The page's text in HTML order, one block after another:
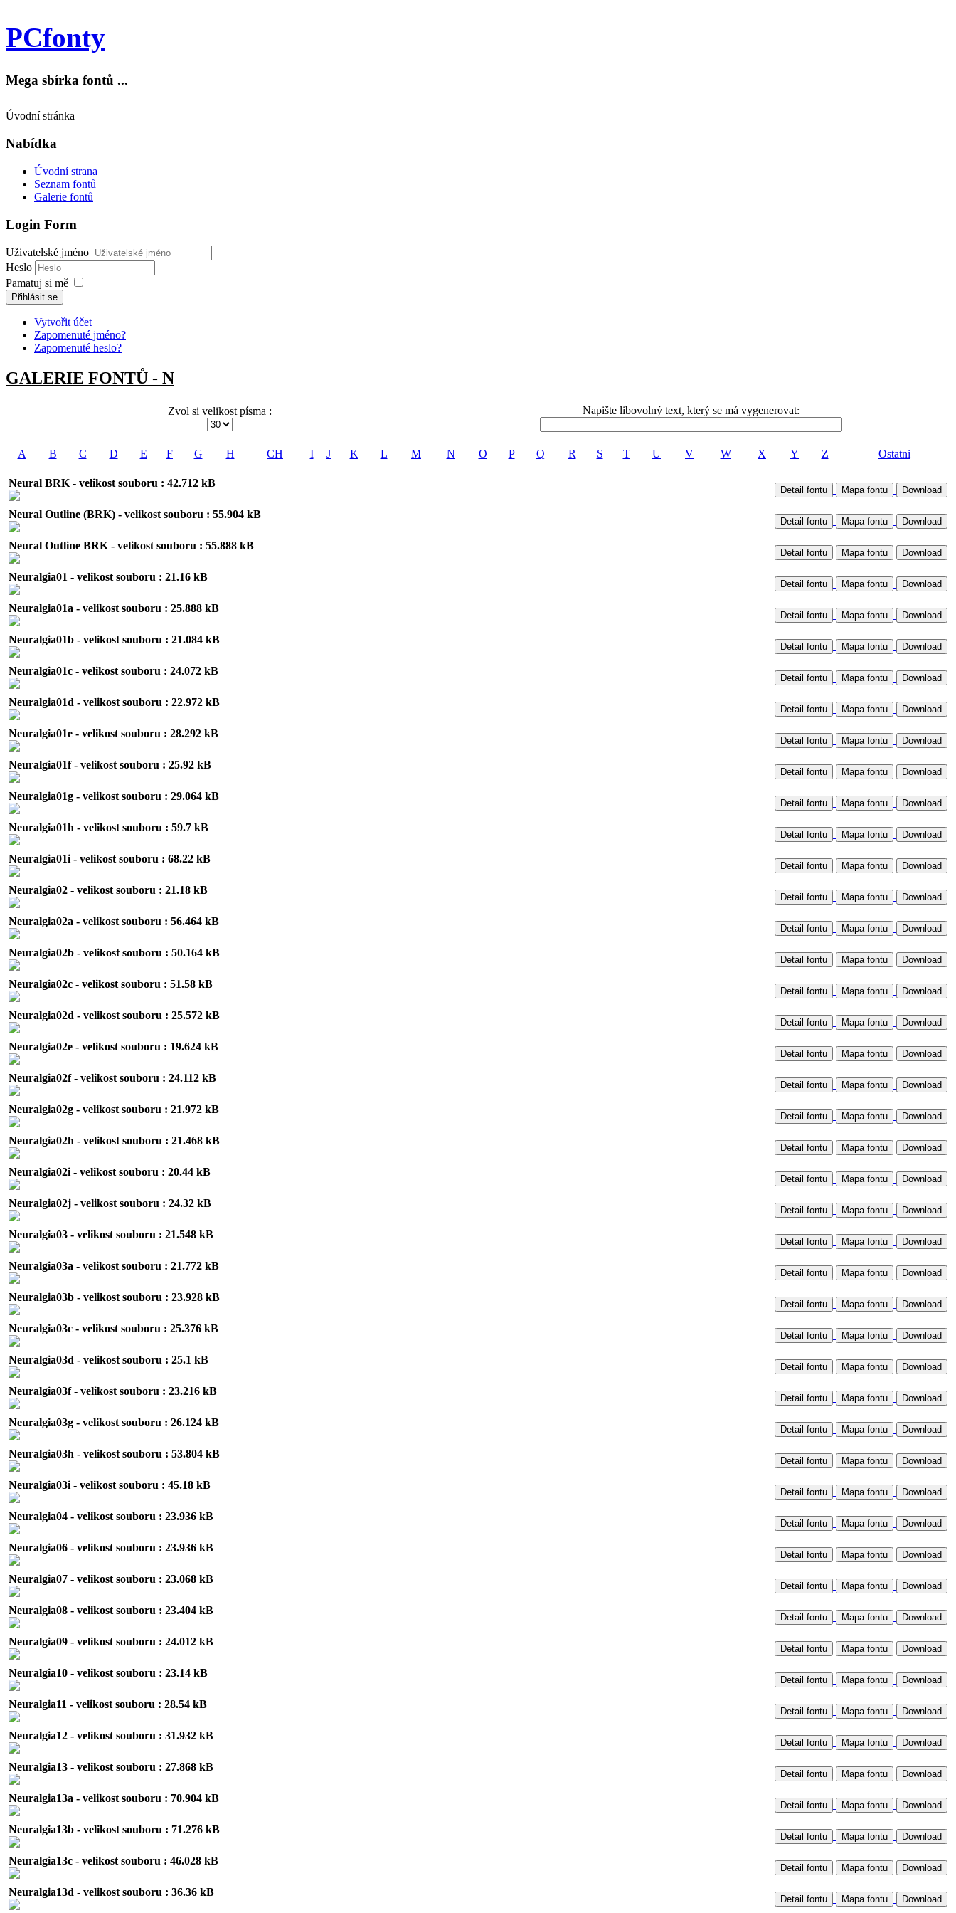
PCfonty
Mega sbírka fontů ...
Úvodní stránka
Nabídka
Úvodní strana
Seznam fontů
Galerie fontů
Login Form
Uživatelské jméno
Heslo
Pamatuj si mě
Přihlásit se
Vytvořit účet
Zapomenuté jméno?
Zapomenuté heslo?
GALERIE FONTŮ - N
Zvol si velikost písma : Napište libovolný text, který se má vygenerovat:
A B C D E F G H CH I J K L M N O P Q R S T U V W X Y Z Ostatni
Neural BRK - velikost souboru : 42.712 kB
Detail fontu Mapa fontu
Neural Outline (BRK) - velikost souboru : 55.904 kB
Detail fontu Mapa fontu
Neural Outline BRK - velikost souboru : 55.888 kB
Detail fontu Mapa fontu
Neuralgia01 - velikost souboru : 21.16 kB
Detail fontu Mapa fontu
Neuralgia01a - velikost souboru : 25.888 kB
Detail fontu Mapa fontu
Neuralgia01b - velikost souboru : 21.084 kB
Detail fontu Mapa fontu
Neuralgia01c - velikost souboru : 24.072 kB
Detail fontu Mapa fontu
Neuralgia01d - velikost souboru : 22.972 kB
Detail fontu Mapa fontu
Neuralgia01e - velikost souboru : 28.292 kB
Detail fontu Mapa fontu
Neuralgia01f - velikost souboru : 25.92 kB
Detail fontu Mapa fontu
Neuralgia01g - velikost souboru : 29.064 kB
Detail fontu Mapa fontu
Neuralgia01h - velikost souboru : 59.7 kB
Detail fontu Mapa fontu
Neuralgia01i - velikost souboru : 68.22 kB
Detail fontu Mapa fontu
Neuralgia02 - velikost souboru : 21.18 kB
Detail fontu Mapa fontu
Neuralgia02a - velikost souboru : 56.464 kB
Detail fontu Mapa fontu
Neuralgia02b - velikost souboru : 50.164 kB
Detail fontu Mapa fontu
Neuralgia02c - velikost souboru : 51.58 kB
Detail fontu Mapa fontu
Neuralgia02d - velikost souboru : 25.572 kB
Detail fontu Mapa fontu
Neuralgia02e - velikost souboru : 19.624 kB
Detail fontu Mapa fontu
Neuralgia02f - velikost souboru : 24.112 kB
Detail fontu Mapa fontu
Neuralgia02g - velikost souboru : 21.972 kB
Detail fontu Mapa fontu
Neuralgia02h - velikost souboru : 21.468 kB
Detail fontu Mapa fontu
Neuralgia02i - velikost souboru : 20.44 kB
Detail fontu Mapa fontu
Neuralgia02j - velikost souboru : 24.32 kB
Detail fontu Mapa fontu
Neuralgia03 - velikost souboru : 21.548 kB
Detail fontu Mapa fontu
Neuralgia03a - velikost souboru : 21.772 kB
Detail fontu Mapa fontu
Neuralgia03b - velikost souboru : 23.928 kB
Detail fontu Mapa fontu
Neuralgia03c - velikost souboru : 25.376 kB
Detail fontu Mapa fontu
Neuralgia03d - velikost souboru : 25.1 kB
Detail fontu Mapa fontu
Neuralgia03f - velikost souboru : 23.216 kB
Detail fontu Mapa fontu
Neuralgia03g - velikost souboru : 26.124 kB
Detail fontu Mapa fontu
Neuralgia03h - velikost souboru : 53.804 kB
Detail fontu Mapa fontu
Neuralgia03i - velikost souboru : 45.18 kB
Detail fontu Mapa fontu
Neuralgia04 - velikost souboru : 23.936 kB
Detail fontu Mapa fontu
Neuralgia06 - velikost souboru : 23.936 kB
Detail fontu Mapa fontu
Neuralgia07 - velikost souboru : 23.068 kB
Detail fontu Mapa fontu
Neuralgia08 - velikost souboru : 23.404 kB
Detail fontu Mapa fontu
Neuralgia09 - velikost souboru : 24.012 kB
Detail fontu Mapa fontu
Neuralgia10 - velikost souboru : 23.14 kB
Detail fontu Mapa fontu
Neuralgia11 - velikost souboru : 28.54 kB
Detail fontu Mapa fontu
Neuralgia12 - velikost souboru : 31.932 kB
Detail fontu Mapa fontu
Neuralgia13 - velikost souboru : 27.868 kB
Detail fontu Mapa fontu
Neuralgia13a - velikost souboru : 70.904 kB
Detail fontu Mapa fontu
Neuralgia13b - velikost souboru : 71.276 kB
Detail fontu Mapa fontu
Neuralgia13c - velikost souboru : 46.028 kB
Detail fontu Mapa fontu
Neuralgia13d - velikost souboru : 36.36 kB
Detail fontu Mapa fontu